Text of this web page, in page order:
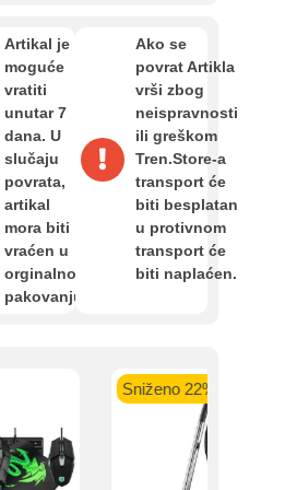
Artikal je
moguće
vratiti
unutar 7
dana. U
slučaju
povrata,
artikal
mora biti
vraćen u
orginalnom
pakovanju.
Ako se
povrat Artikla
vrši zbog
neispravnosti
ili greškom
Tren.Store-a
transport će
biti besplatan
u protivnom
transport će
biti naplaćen.
Sniženo 22%
Informacije o dostavi
O nama
Privatnost kupca
Raiffeisen banka VISA
Magic Card do 36 rata